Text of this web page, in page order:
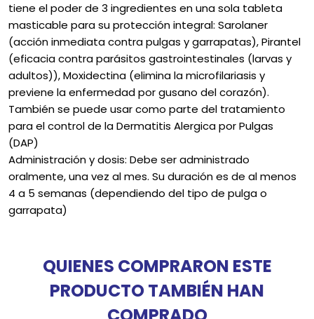
tiene el poder de 3 ingredientes en una sola tableta
masticable para su protección integral: Sarolaner
(acción inmediata contra pulgas y garrapatas), Pirantel
(eficacia contra parásitos gastrointestinales (larvas y
adultos)), Moxidectina (elimina la microfilariasis y
previene la enfermedad por gusano del corazón).
También se puede usar como parte del tratamiento
para el control de la Dermatitis Alergica por Pulgas
(DAP)
Administración y dosis: Debe ser administrado
oralmente, una vez al mes. Su duración es de al menos
4 a 5 semanas (dependiendo del tipo de pulga o
garrapata)
QUIENES COMPRARON ESTE
PRODUCTO TAMBIÉN HAN